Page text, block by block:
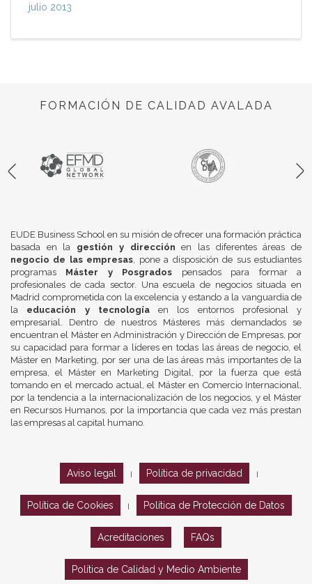
julio 2013
FORMACIÓN DE CALIDAD AVALADA
EUDE Business School en su misión de ofrecer una formación práctica
basada en la gestión y dirección en las diferentes áreas de
negocio de las empresas, pone a disposición de sus estudiantes
programas Máster y Posgrados pensados para formar a
profesionales de cada sector. Una escuela de negocios situada en
Madrid comprometida con la excelencia y estando a la vanguardia de
la educación y tecnologíaen los entornos profesional y
empresarial. Dentro de nuestros Másteres más demandados se
encuentran el Máster en Administración y Dirección de Empresas, por
su capacidad para formar a líderes en todas las áreas de negocio, el
Máster en Marketing, por ser una de las áreas más importantes de la
empresa, el Máster en Marketing Digital, por la fuerza que está
tomando en el mercado actual, el Máster en Comercio Internacional,
por la tendencia a la internacionalización de los negocios, y el Máster
en Recursos Humanos, por la importancia que cada vez más prestan
las empresas al capital humano.
Aviso legal Política de privacidad
Política de Cookies Política de Protección de Datos
Acreditaciones FAQs
Política de Calidad y Medio Ambiente